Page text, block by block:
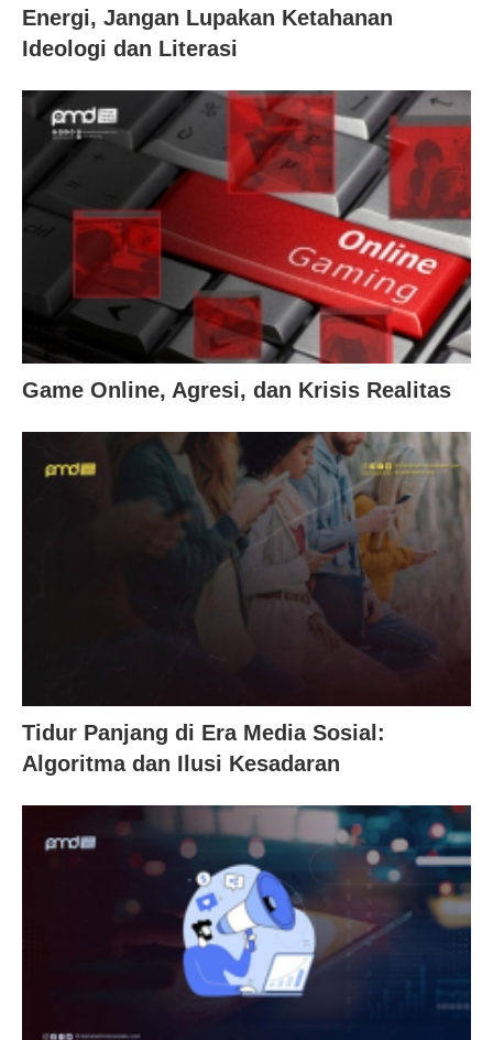
Energi, Jangan Lupakan Ketahanan
Ideologi dan Literasi
Game Online, Agresi, dan Krisis Realitas
Tidur Panjang di Era Media Sosial:
Algoritma dan Ilusi Kesadaran